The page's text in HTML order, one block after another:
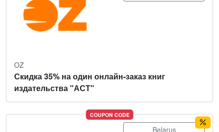
OZ
Скидка 35% на один онлайн-заказ книг
издательства "АСТ"
COUPON CODE
Belarus